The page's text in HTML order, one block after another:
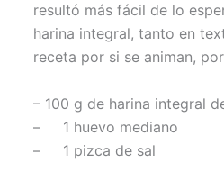
resultó más fácil de lo
harina integral, tanto en
receta por si se animan,
– 100 g de harina integral
– 1 huevo mediano
– 1 pizca de sal